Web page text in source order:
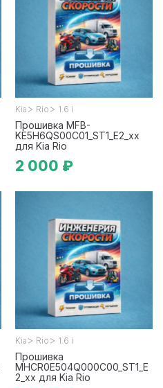
Kia > Rio > 1.6 i
Прошивка MFB-
KE5H6QS00C01_ST1_E2_xx
для Kia Rio
2 000 ₽
Kia > Rio > 1.6 i
Прошивка
MHCR0E504Q000C00_ST1_E
2_xx для Kia Rio